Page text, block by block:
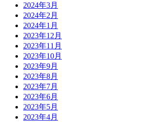
2024年3月
2024年2月
2024年1月
2023年12月
2023年11月
2023年10月
2023年9月
2023年8月
2023年7月
2023年6月
2023年5月
2023年4月